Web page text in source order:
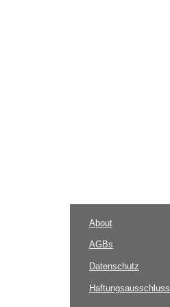
About
AGBs
Datenschutz
Haftungsausschluss